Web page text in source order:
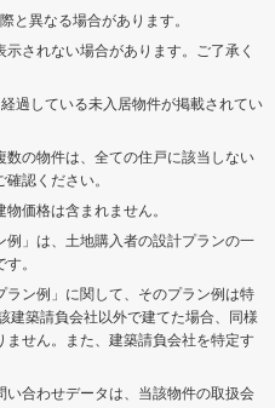
と異なる場合があります。
されない場合があります。ご了承く
過している未入居物件が掲載されてい
数の物件は、全ての住戸に該当しない
認ください。
価格は含まれません。
例」は、土地購入者の設計プランの一
。
ラン例」に関して、そのプラン例は特
建築請負会社以外で建てた場合、同様
せん。また、建築請負会社を特定す
合わせデータは、当該物件の取扱会